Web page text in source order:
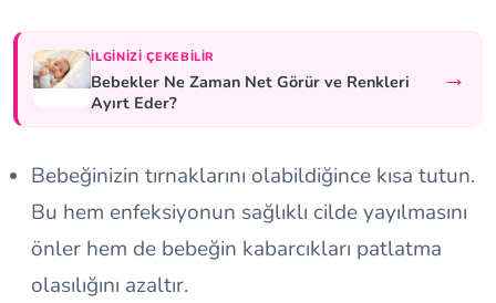
İLGINIZI ÇEKEBILIR
Bebekler Ne Zaman Net Görür ve Renkleri
Ayırt Eder?
→
Bebeğinizin tırnaklarını olabildiğince kısa tutun.
Bu hem enfeksiyonun sağlıklı cilde yayılmasını
önler hem de bebeğin kabarcıkları patlatma
olasılığını azaltır.